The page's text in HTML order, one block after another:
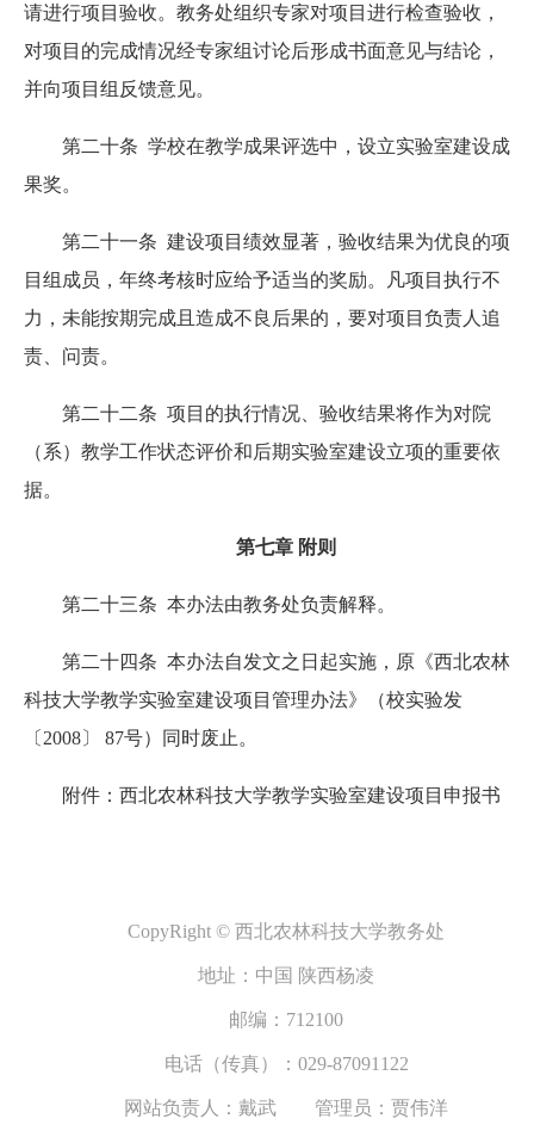
请进行项目验收。教务处组织专家对项目进行检查验收，
对项目的完成情况经专家组讨论后形成书面意见与结论，
并向项目组反馈意见。
第二十条 学校在教学成果评选中，设立实验室建设成
果奖。
第二十一条 建设项目绩效显著，验收结果为优良的项
目组成员，年终考核时应给予适当的奖励。凡项目执行不
力，未能按期完成且造成不良后果的，要对项目负责人追
责、问责。
第二十二条 项目的执行情况、验收结果将作为对院
（系）教学工作状态评价和后期实验室建设立项的重要依
据。
第七章 附则
第二十三条 本办法由教务处负责解释。
第二十四条 本办法自发文之日起实施，原《西北农林
科技大学教学实验室建设项目管理办法》（校实验发
〔2008〕 87号）同时废止。
附件：西北农林科技大学教学实验室建设项目申报书
CopyRight © 西北农林科技大学教务处
地址：中国 陕西杨凌
邮编：712100
电话（传真）：029-87091122
网站负责人：戴武 管理员：贾伟洋